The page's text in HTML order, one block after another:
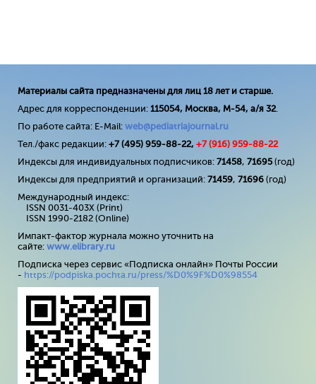
Материалы сайта предназначены для лиц 18 лет и старше.
Адрес для корреспонденции: 115054, Москва, М-54, а/я 32.
По работе сайта: E-Mail: web@pediatriajournal.ru
Тел./факс редакции: +7 (495) 959-88-22, +7 (916) 959-88-22
Индексы для индивидуальных подписчиков: 71458, 71695(год)
Индексы для предприятий и организаций: 71459, 71696 (год)
Международный индекс:
ISSN 0031-403X (Print)
ISSN 1990-2182 (Online)
Импакт-фактор журнала можно уточнить на
сайте: www.elibrary.ru
Подписка через сервис «Подписка онлайн» Почты России
- https://podpiska.pochta.ru/press/%D0%9F%D0%98554